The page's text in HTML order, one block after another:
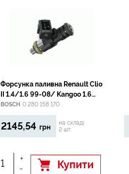
Форсунка паливна Renault Clio
II 1.4/1.6 99-08/ Kangoo 1.6
01-/Laguna/Megane I 1.6
BOSCH 0 280 158 170
2145,54 грн
на складі
2 шт.
+
-
Купити